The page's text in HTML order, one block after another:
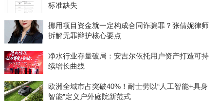
标准缺失
挪用项目资金就一定构成合同诈骗罪？张倩妮律师
拆解无罪辩护核心要点
净水行业存量破局：安吉尔依托用户资产打造可持
续增长曲线
欧洲全域市占突破40%！耐士劳以“人工智能+具身
智能”定义户外庭院新范式